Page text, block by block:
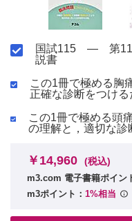
国試115 ― 第115
説書
この1冊で極める胸
正確な診断をつける
この1冊で極める頭
の理解と，適切な診
￥14,960 (税込)
m3.com 電子書籍ポイン
m3ポイント： 1%相当